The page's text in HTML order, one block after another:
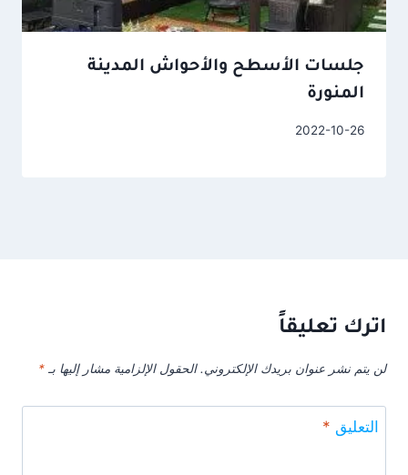
جلسات الأسطح والأحواش المدينة
المنورة
2022-10-26
اترك تعليقاً
لن يتم نشر عنوان بريدك الإلكتروني. الحقول الإلزامية مشار إليها بـ *
التعليق *